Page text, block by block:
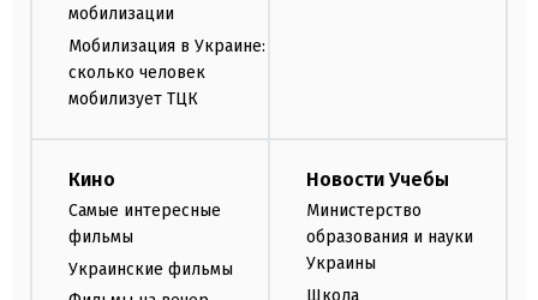
мобилизации
Мобилизация в Украине:
сколько человек
мобилизует ТЦК
Кино
Самые интересные
фильмы
Украинские фильмы
Новости Учебы
Министерство
образования и науки
Украины
Школа